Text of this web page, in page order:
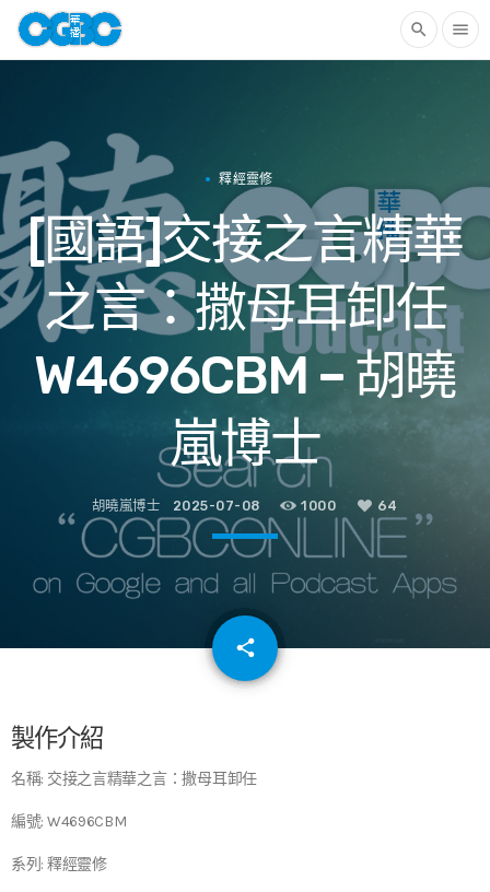
search menu
釋經靈修
[國語]交接之言精華
之言：撒母耳卸任
W4696CBM – 胡曉
嵐博士
胡曉嵐博士 2025-07-08 1000 64
share
email
製作介紹
名稱: 交接之言精華之言：撒母耳卸任
編號: W4696CBM
系列: 釋經靈修